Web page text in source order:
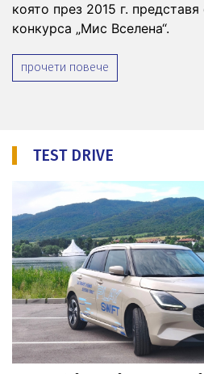
която през 2015 г.
конкурса „Мис Вселена“.
прочети повече
TEST DRIVE